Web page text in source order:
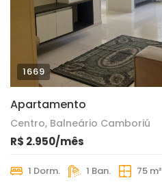
1669
Apartamento
Centro, Balneário Camboriú
R$ 2.950/mês
1 Dorm. 1 Ban. 75 m²